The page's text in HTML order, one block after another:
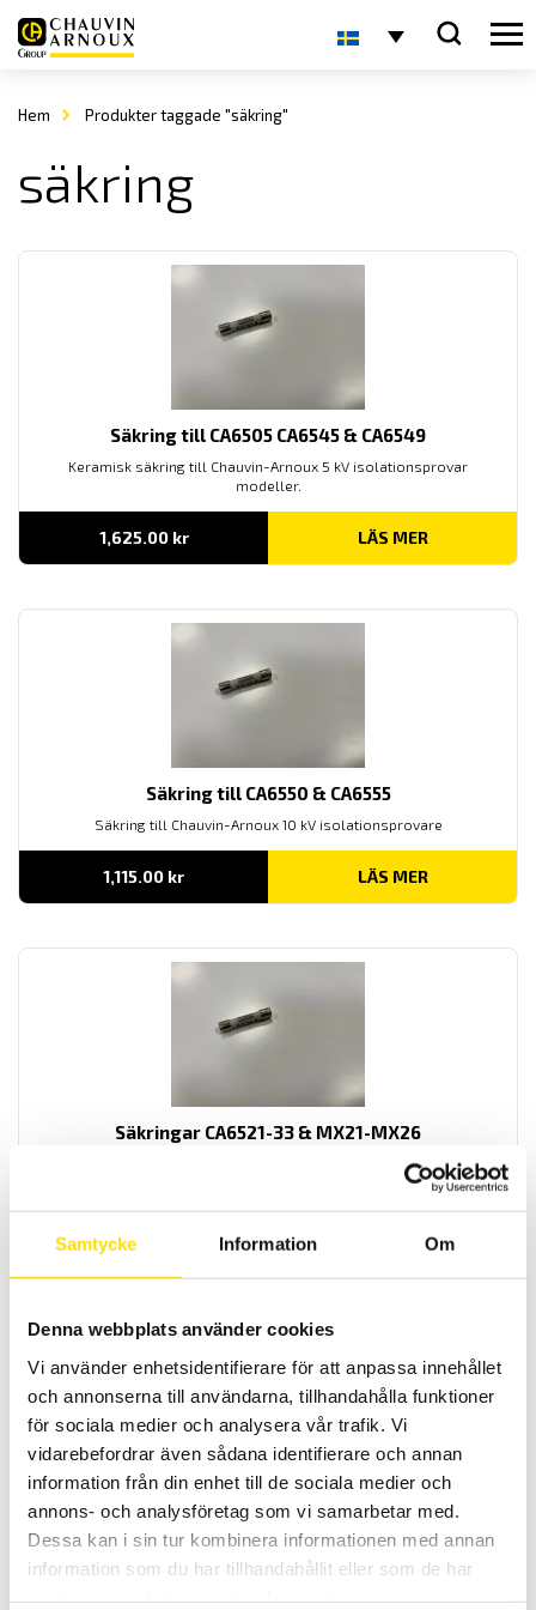
Samtycke Information Om
Denna webbplats använder cookies
Vi använder enhetsidentifierare för att anpassa innehållet
och annonserna till användarna, tillhandahålla funktioner
för sociala medier och analysera vår trafik. Vi
vidarebefordrar även sådana identifierare och annan
information från din enhet till de sociala medier och
annons- och analysföretag som vi samarbetar med.
Dessa kan i sin tur kombinera informationen med annan
information som du har tillhandahållit eller som de har
Hem Produkter taggade "säkring"
säkring
Säkring till CA6505 CA6545 & CA6549
Keramisk säkring till Chauvin-Arnoux 5 kV isolationsprovar
modeller.
1,625.00 kr LÄS MER
Säkring till CA6550 & CA6555
Säkring till Chauvin-Arnoux 10 kV isolationsprovare
1,115.00 kr LÄS MER
Säkringar CA6521-33 & MX21-MX26
Säkringar till Chauvin-Arnoux 1000 V isolationsprovare samt Metrix
290.00 kr kr Prisintervall:
290.00 kr
420.00 kr
LÄS MER
Säkringar till CA6240, CA6250 & CA6255
Säkringar till Chauvin-Arnoux micro-ohm mätare modell CA6240,
CA6250 samt CA6255,